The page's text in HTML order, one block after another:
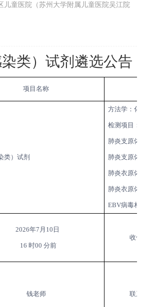
儿童医院（苏州大学附属儿童医院吴江院
类）试剂遴选公告
项目名称
类）试剂
方法学 ：化学
检测项目 ：
肺炎支原体
肺炎支原体
肺炎衣原体
肺炎衣原体
EBV病毒相关
2026年7 月 10 日
16 时00分前
收件地
钱老师 联系方